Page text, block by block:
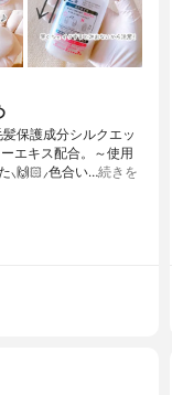
保護成分シルクエッ
エキス配合。～使用
⸜🙌🏻⸝‍色合い…続きを